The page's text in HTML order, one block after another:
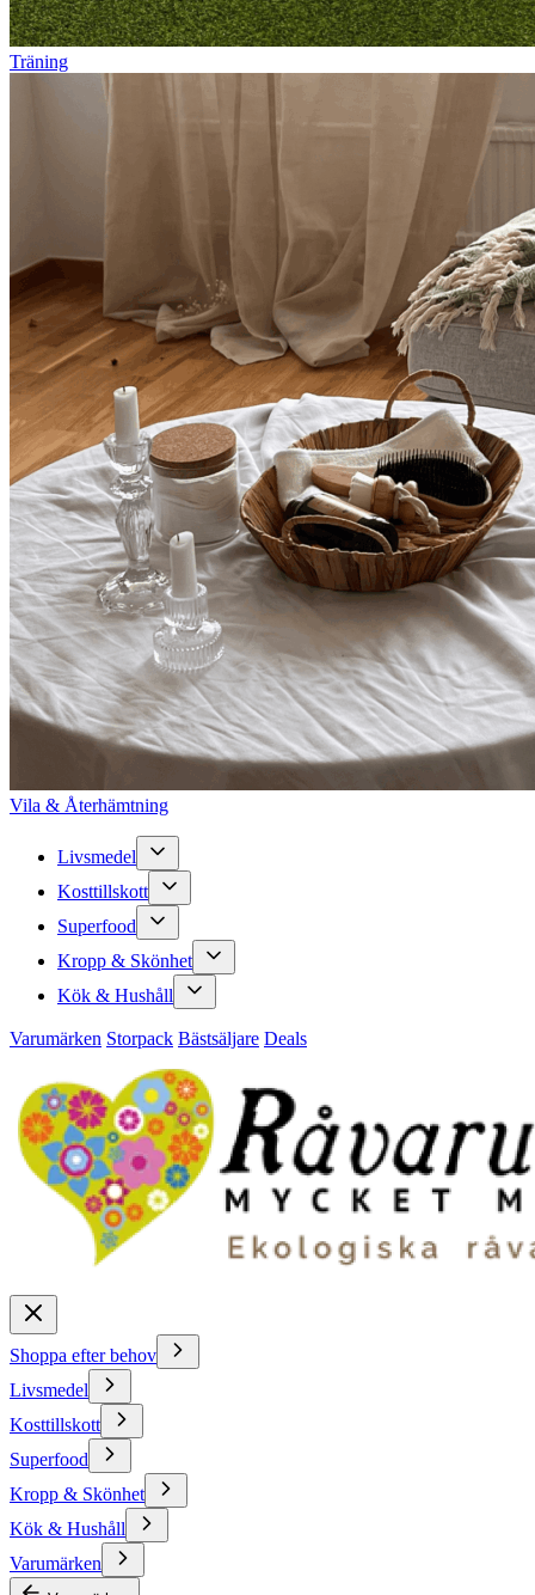
Träning
Vila & Återhämtning
Livsmedel
Kosttillskott
Superfood
Kropp & Skönhet
Kök & Hushåll
Varumärken Storpack Bästsäljare Deals
Shoppa efter behov
Livsmedel
Kosttillskott
Superfood
Kropp & Skönhet
Kök & Hushåll
Varumärken